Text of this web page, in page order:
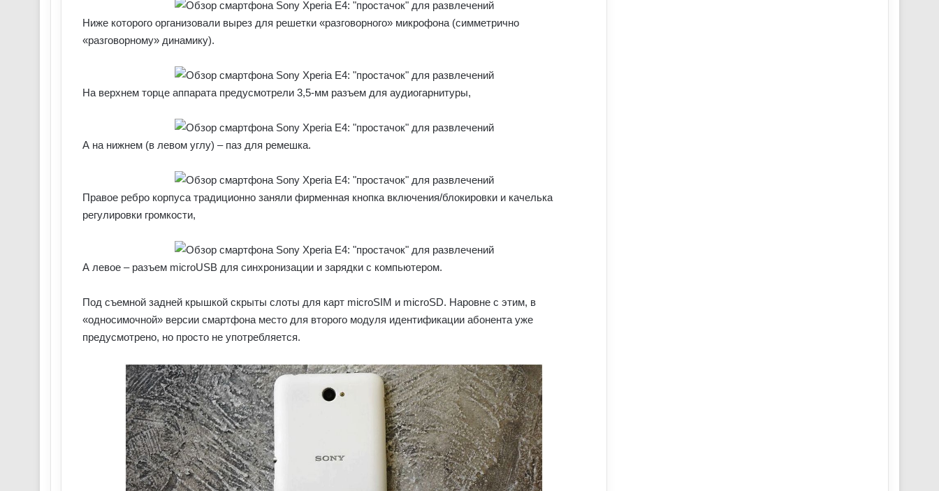
Ниже которого организовали вырез для решетки «разговорного» микрофона (симметрично
«разговорному» динамику).
На верхнем торце аппарата предусмотрели 3,5-мм разъем для аудиогарнитуры,
А на нижнем (в левом углу) – паз для ремешка.
Правое ребро корпуса традиционно заняли фирменная кнопка включения/блокировки и качелька
регулировки громкости,
А левое – разъем microUSB для синхронизации и зарядки с компьютером.
Под съемной задней крышкой скрыты слоты для карт microSIM и microSD. Наровне с этим, в
«односимочной» версии смартфона место для второго модуля идентификации абонента уже
предусмотрено, но просто не употребляется.